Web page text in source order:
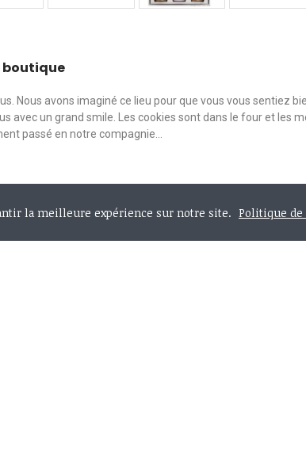
boutique
Nous avons imaginé ce lieu pour que vous vous sentiez
avec un grand smile. Les cookies sont dans le four et les
passé en notre compagnie...
la meilleure expérience sur notre site. Politique